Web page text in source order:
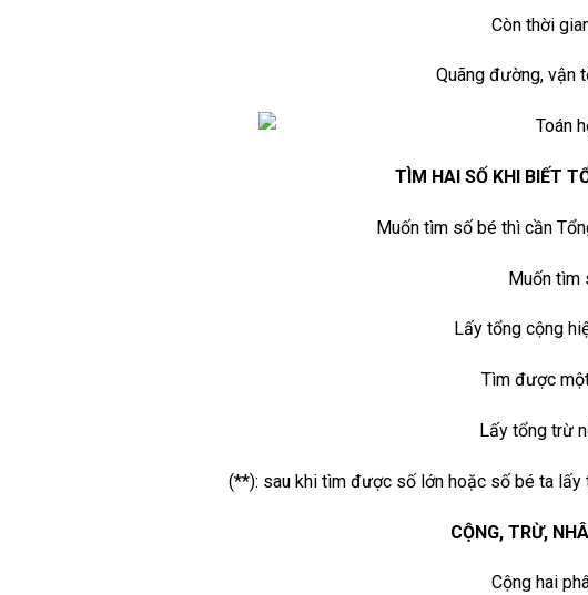
Còn thời
Quãng đường, vận
TÌM HAI SỐ KHI BIẾT
Muốn tìm số bé thì cần
Muốn tìm
Lấy tổng cộng
Tìm được
Lấy tổng trừ
(**): sau khi tìm được số lớn hoặc số bé ta lấy
CỘNG, TRỪ,
Cộng hai